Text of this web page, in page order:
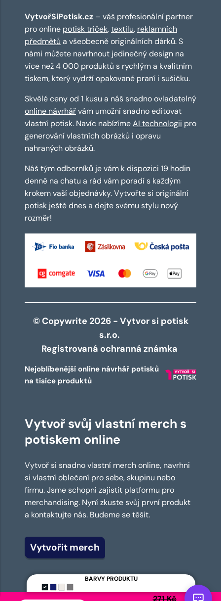
BARVY PRODUKTU
271 Kč
VytvořSiPotisk.cz – váš profesionální partner
pro online potisk triček,textilu, reklamních
předmětů a všeobecně originálních dárků. S
námi můžete navrhnout jedinečný design na
více než 4 000 produktů s rychlým a kvalitním
tiskem, který vydrží opakované praní i sušičku.
Skvělé ceny od 1 kusu a náš snadno ovladatelný
online návrhářvám umožní snadno editovat
vlastní potisk. Navíc nabízímeAI technologii pro
generování vlastních obrázků i opravu
nahraných obrázků.
Náš tým odborníků je vám k dispozici 19 hodin
denně na chatu a rád vám poradí s každým
krokem vaší objednávky. Vytvořte si originální
potisk ještě dnes a dejte svému stylu nový
rozměr!
© Copywrite 2026 - Vytvor si potisk
s.r.o.
Registrovaná ochranná známka
Nejoblíbenější online návrhář potisků
na tisíce produktů
Vytvoř svůj vlastní merch s
potiskem online
Vytvoř si snadno vlastní merch online, navrhni
si vlastní oblečení pro sebe, skupinu nebo
firmu. Jsme schopni zajistit platformu pro
merchandising. Nyní zkuste svůj první produkt
a kontaktujte nás. Budeme se těšit.
Vytvořit merch